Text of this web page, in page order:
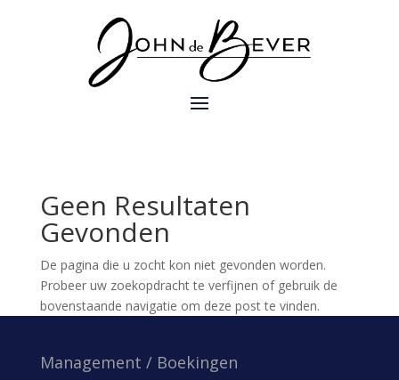
Geen Resultaten
Gevonden
De pagina die u zocht kon niet gevonden worden.
Probeer uw zoekopdracht te verfijnen of gebruik de
bovenstaande navigatie om deze post te vinden.
Management / Boekingen